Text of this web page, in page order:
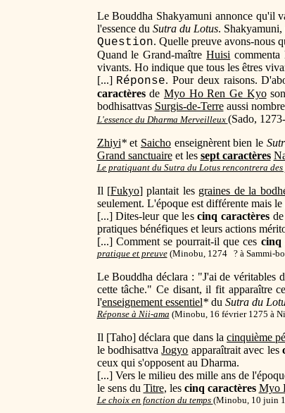
Le Bouddha Shakyamuni annonce qu'il
l'essence du Sutra du Lotus. Shakyamuni,
Question. Quelle preuve avons-nous
Quand le Grand-maîtreHuisi commenta
vivants. Ho indique que tous les êtres
[...] Réponse. Pour deux raisons.
caractèresde Myo Ho Ren Ge Kyo
bodhisattvas Surgis-de-Terreaussi
L'essence du Dharma Merveilleux (Sado,
Zhiyi*et Saichoenseignèrent bien le
Grand sanctuaireet les sept caractères
Le pratiquant du Sutra du Lotus rencontrera des
Il [Fukyo] plantait les graines de la
seulement. L'époque est différente mais
[...] Dites-leur que lescinq caractères
pratiques bénéfiques et leurs actions
[...] Comment se pourrait-il que ces cinq
pratique et preuve(Minobu, 1274 ? à Sammi-
Le Bouddha déclara : "J'ai de véritables
cette tâche." Ce disant, il fit apparaître
l'enseignement essentiel*du Sutra du
Réponse à Nii-ama (Minobu, 16 février 1275 à
Il [Taho] déclara que dans lacinquième
le bodhisattvaJogyo apparaîtrait avec les
ceux qui s'opposent au Dharma.
[...] Vers le milieu des mille ans de
le sens du Titre, les cinq caractères Myo
Le choix en fonction du temps (Minobu, 10 juin